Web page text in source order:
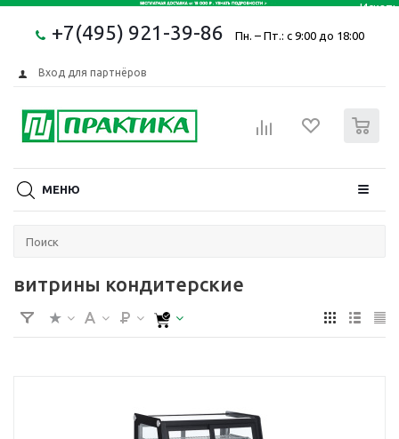
+7(495) 921-39-86 Пн. – Пт.: с 9:00 до 18:00
Вход для партнёров
МЕНЮ
витрины кондитерские